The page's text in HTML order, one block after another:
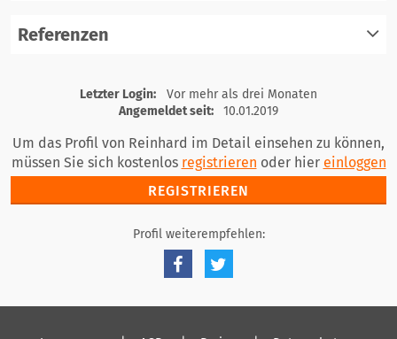
Referenzen
registrieren
einloggen
Letzter Login:
Vor mehr als drei Monaten
Angemeldet seit:
10.01.2019
Um das Profil von Reinhard im Detail einsehen zu können,
müssen Sie sich kostenlos registrieren oder hier einloggen
REGISTRIEREN
Profil weiterempfehlen: